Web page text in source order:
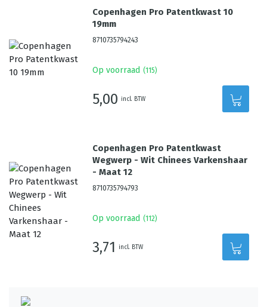
Copenhagen Pro Patentkwast 10
19mm
8710735794243
Op voorraad (115)
5,00 incl. BTW
Copenhagen Pro Patentkwast
Wegwerp - Wit Chinees Varkenshaar
- Maat 12
8710735794793
Op voorraad (112)
3,71 incl. BTW